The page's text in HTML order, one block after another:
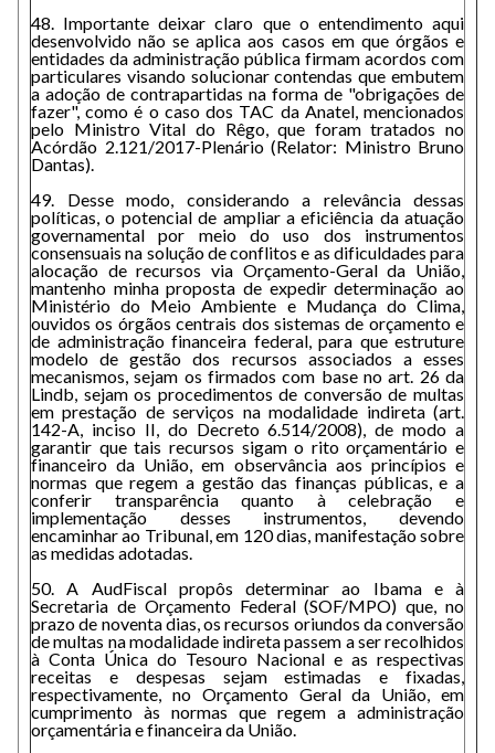
48. Importante deixar claro que o entendimento aqui
desenvolvido não se aplica aos casos em que órgãos e
entidades da administração pública firmam acordos com
particulares visando solucionar contendas que embutem
a adoção de contrapartidas na forma de "obrigações de
fazer", como é o caso dos TAC da Anatel, mencionados
pelo Ministro Vital do Rêgo, que foram tratados no
Acórdão 2.121/2017-Plenário (Relator: Ministro Bruno
Dantas).
49. Desse modo, considerando a relevância dessas
políticas, o potencial de ampliar a eficiência da atuação
governamental por meio do uso dos instrumentos
consensuais na solução de conflitos e as dificuldades para
alocação de recursos via Orçamento-Geral da União,
mantenho minha proposta de expedir determinação ao
Ministério do Meio Ambiente e Mudança do Clima,
ouvidos os órgãos centrais dos sistemas de orçamento e
de administração financeira federal, para que estruture
modelo de gestão dos recursos associados a esses
mecanismos, sejam os firmados com base no art. 26 da
Lindb, sejam os procedimentos de conversão de multas
em prestação de serviços na modalidade indireta (art.
142-A, inciso II, do Decreto 6.514/2008), de modo a
garantir que tais recursos sigam o rito orçamentário e
financeiro da União, em observância aos princípios e
normas que regem a gestão das finanças públicas, e a
conferir transparência quanto à celebração e
implementação desses instrumentos, devendo
encaminhar ao Tribunal, em 120 dias, manifestação sobre
as medidas adotadas.
50. A AudFiscal propôs determinar ao Ibama e à
Secretaria de Orçamento Federal (SOF/MPO) que, no
prazo de noventa dias, os recursos oriundos da conversão
de multas na modalidade indireta passem a ser recolhidos
à Conta Única do Tesouro Nacional e as respectivas
receitas e despesas sejam estimadas e fixadas,
respectivamente, no Orçamento Geral da União, em
cumprimento às normas que regem a administração
orçamentária e financeira da União.